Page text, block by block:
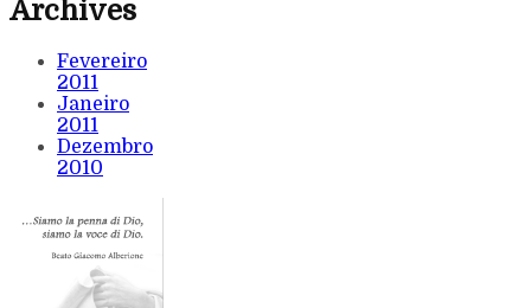
Archives
Fevereiro
2011
Janeiro
2011
Dezembro
2010